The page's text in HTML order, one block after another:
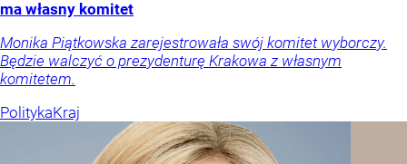
ma własny komitet
Monika Piątkowska zarejestrowała swój komitet wyborczy.
Będzie walczyć o prezydenturę Krakowa z własnym
komitetem.
PolitykaKraj